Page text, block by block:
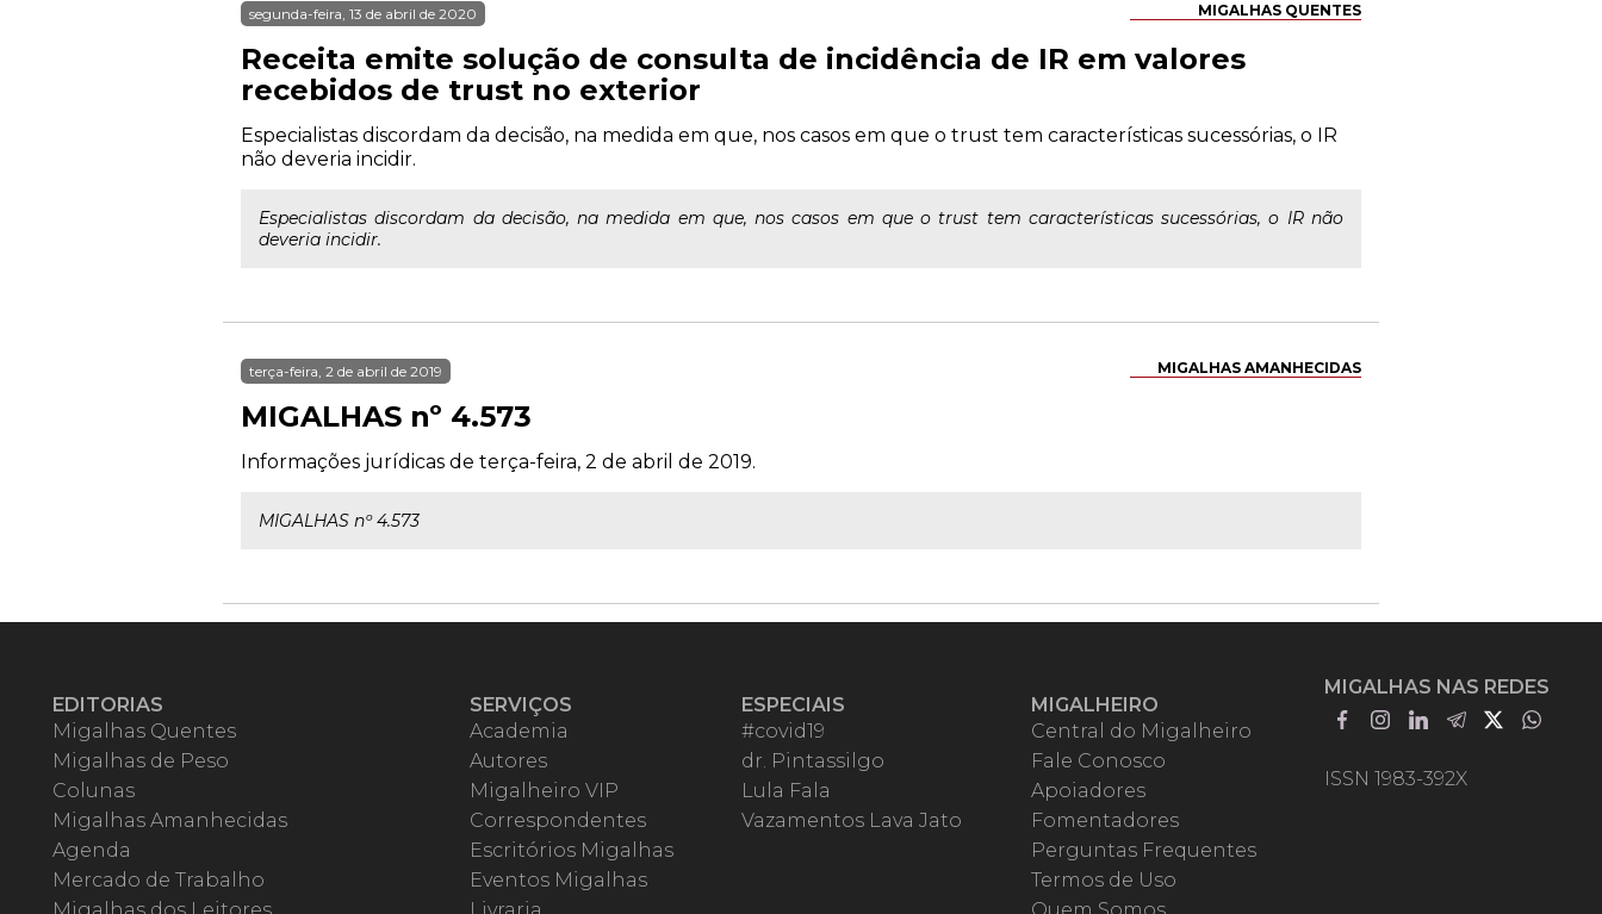
MIGALHAS QUENTES
segunda-feira, 13 de abril de 2020
Receita emite solução de consulta de incidência de IR em valores
recebidos de trust no exterior
Especialistas discordam da decisão, na medida em que, nos casos em que o trust tem características sucessórias, o IR
não deveria incidir.
Especialistas discordam da decisão, na medida em que, nos casos em que o trust tem características sucessórias, o IR não
deveria incidir.
MIGALHAS AMANHECIDAS
terça-feira, 2 de abril de 2019
MIGALHAS nº 4.573
Informações jurídicas de terça-feira, 2 de abril de 2019.
MIGALHAS nº 4.573
EDITORIAS
Migalhas Quentes
Migalhas de Peso
Colunas
Migalhas Amanhecidas
Agenda
Mercado de Trabalho
SERVIÇOS
Academia
Autores
Migalheiro VIP
Correspondentes
Escritórios Migalhas
Eventos Migalhas
ESPECIAIS
#covid19
dr. Pintassilgo
Lula Fala
Vazamentos Lava Jato
MIGALHEIRO
Central do Migalheiro
Fale Conosco
Apoiadores
Fomentadores
Perguntas Frequentes
Termos de Uso
MIGALHAS NAS REDES
ISSN 1983-392X